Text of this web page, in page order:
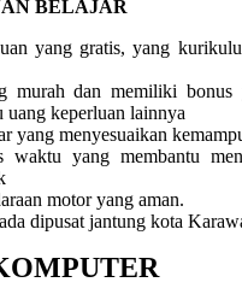
BELAJAR
yang gratis, yang
murah dan memiliki
uang keperluan lainnya
yang menyesuaikan
waktu yang membantu
motor yang aman.
dipusat jantung kota